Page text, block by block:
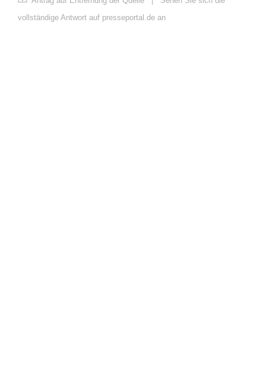
vollständige Antwort auf presseportal.de an